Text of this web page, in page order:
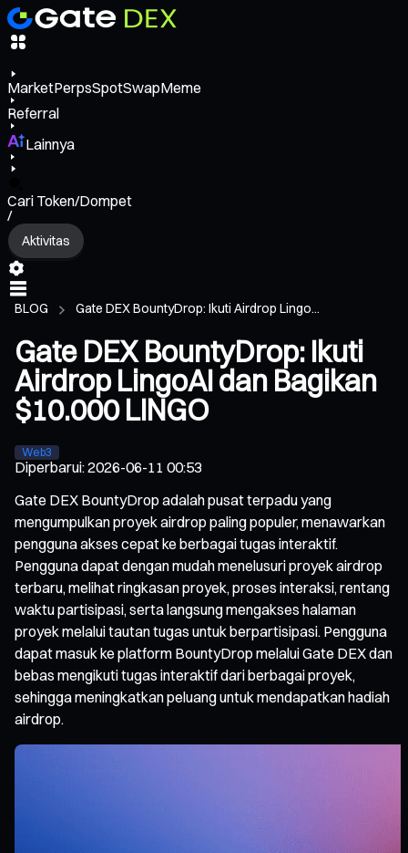
MarketPerpsSpotSwapMeme
Referral
Lainnya
Cari Token/Dompet
/
Aktivitas
BLOG Gate DEX BountyDrop: Ikuti Airdrop Lingo...
Gate DEX BountyDrop: Ikuti
Airdrop LingoAI dan Bagikan
$10.000 LINGO
Web3
Diperbarui:2026-06-11 00:53
Gate DEX BountyDrop adalah pusat terpadu yang
mengumpulkan proyek airdrop paling populer, menawarkan
pengguna akses cepat ke berbagai tugas interaktif.
Pengguna dapat dengan mudah menelusuri proyek airdrop
terbaru, melihat ringkasan proyek, proses interaksi, rentang
waktu partisipasi, serta langsung mengakses halaman
proyek melalui tautan tugas untuk berpartisipasi. Pengguna
dapat masuk ke platform BountyDrop melalui Gate DEX dan
bebas mengikuti tugas interaktif dari berbagai proyek,
sehingga meningkatkan peluang untuk mendapatkan hadiah
airdrop.